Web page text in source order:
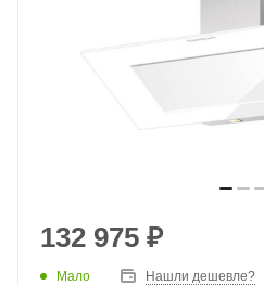
132 975 ₽
Мало Нашли дешевле?